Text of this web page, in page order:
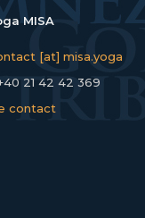
MISA
[at] misa.yoga
21 42 42 369
contact